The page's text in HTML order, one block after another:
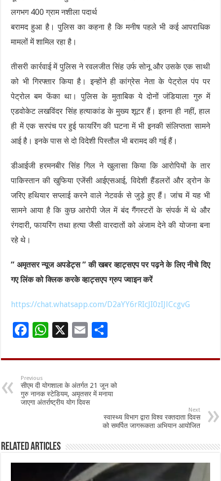
लगभग 400 ग्राम नशीला पदार्थ
बरामद हुआ है। पुलिस का कहना है कि मनीष पहले भी कई आपराधिक
मामलों में शामिल रहा है।
तीसरी कार्रवाई में पुलिस ने रवलजीत सिंह उर्फ सोनू और उसके एक साथी
को भी गिरफ्तार किया है। इन्होंने ही कांग्रेस नेता के पेट्रोल पंप पर
पेट्रोल बम फेंका था। पुलिस के मुताबिक ये दोनों जंडियाला गुरु में
एडवोकेट लखविंदर सिंह हत्याकांड के मुख्य शूटर हैं। इतना ही नहीं, हाल
ही में एक सरपंच पर हुई फायरिंग की घटना में भी इनकी संलिप्तता सामने
आई है। इनके पास से दो विदेशी पिस्तौल भी बरामद की गई हैं।
डीआईजी हरमनबीर सिंह गिल ने खुलासा किया कि आरोपियों के तार
पाकिस्तान की खुफिया एजेंसी आईएसआई, विदेशी हैंडलरों और ड्रोन के
जरिए हथियार सप्लाई करने वाले नेटवर्क से जुड़े हुए हैं। जांच में यह भी
सामने आया है कि कुछ आरोपी जेल में बंद गैंगस्टरों के संपर्क में थे और
रंगदारी, फायरिंग तथा हत्या जैसी वारदातों को अंजाम देने की योजना बना
रहे थे।
” अमृतसर न्यूज अपडेट्स ” की खबर व्हाट्सएप पर पढ़ने के लिए नीचे दिए
गए लिंक को क्लिक करके व्हाट्सएप ग्रुप ज्वाइन करें
https://chat.whatsapp.com/D2aYY6rRIcJI0zIJlCcgvG
F
e
b
o
o
W
at
p
p
X
E
ai ar
e
Previous
सीएम दी योगशाला के अंतर्गत 21 जून को
गुरु नानक स्टेडियम, अमृतसर में मनाया
जाएगा अंतर्राष्ट्रीय योग दिवस
Next
स्वास्थ्य विभाग द्वारा विश्व रक्तदाता दिवस
को समर्पित जागरूकता अभियान आयोजित
Related Articles